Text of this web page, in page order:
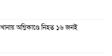
অগ্নিকাণ্ডে নিহত ১৬ জনই